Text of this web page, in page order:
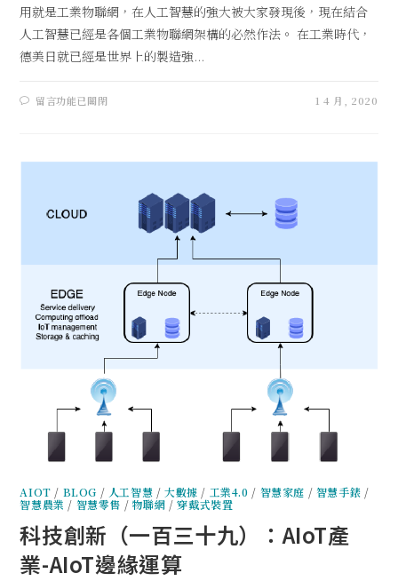
用就是工業物聯網，在人工智慧的強大被大家發現後，現在結合
人工智慧已經是各個工業物聯網架構的必然作法。 在工業時代，
德美日就已經是世界上的製造強...
留言功能已關閉 1 4 月, 2020
AIOT / BLOG / 人工智慧 /大數據 / 工業4.0 / 智慧家庭 / 智慧手錶 /
智慧農業 / 智慧零售 / 物聯網 /穿戴式裝置
科技創新（一百三十九）：AIoT產
業-AIoT邊緣運算